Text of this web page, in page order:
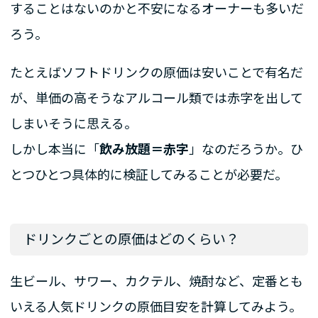
することはないのかと不安になるオーナーも多いだ
ろう。
たとえばソフトドリンクの原価は安いことで有名だ
が、単価の高そうなアルコール類では赤字を出して
しまいそうに思える。
しかし本当に「飲み放題＝赤字」なのだろうか。ひ
とつひとつ具体的に検証してみることが必要だ。
ドリンクごとの原価はどのくらい？
生ビール、サワー、カクテル、焼酎など、定番とも
いえる人気ドリンクの原価目安を計算してみよう。